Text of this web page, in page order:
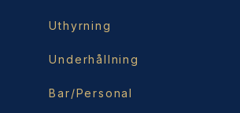
Uthyrning
Underhållning
Bar/Personal